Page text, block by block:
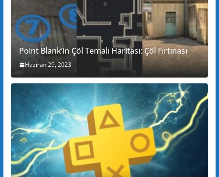
Point Blank’in Çöl Temalı Haritası: Çöl Fırtınası
Haziran 29, 2023